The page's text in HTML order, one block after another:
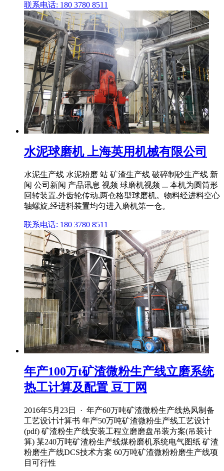
联系电话: 180 3780 8511
水泥球磨机 上海英用机械有限公司
水泥生产线 水泥粉磨 站 矿渣生产线 破碎制砂生产线 新
闻 公司新闻 产品讯息 视频 球磨机视频 ... 本机为圆筒形
回转装置,外齿轮传动,两仓格型球磨机。物料经进料空心
轴螺旋,经进料装置均匀进入磨机第一仓。
联系电话: 180 3780 8511
年产100万t矿渣微粉生产线立磨系统
热工计算及配置 豆丁网
2016年5月23日 · 年产60万吨矿渣微粉生产线热风制备
工艺设计计算书 年产50万吨矿渣微粉生产线工艺设计
(pdf) 矿渣粉生产线安装工程立磨磨盘吊装方案(吊装计
算) 某240万吨矿渣粉生产线煤粉磨机系统电气图纸 矿渣
粉磨生产线DCS技术方案 60万吨矿渣微粉粉磨生产线项
目可行性